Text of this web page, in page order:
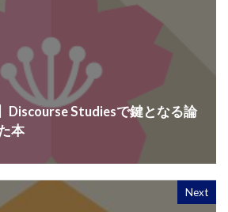
Discourse Studiesで鍵となる論
本
Next